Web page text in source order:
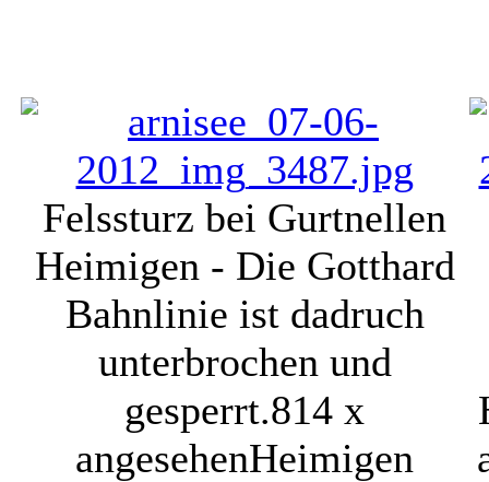
Felssturz bei Gurtnellen
Heimigen - Die Gotthard
Bahnlinie ist dadruch
unterbrochen und
gesperrt.814 x
angesehenHeimigen